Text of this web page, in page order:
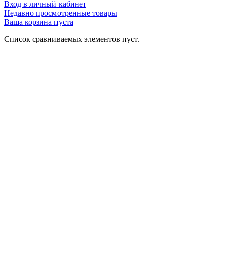
Вход в личный кабинет
Недавно просмотренные товары
Ваша корзина пуста
Список сравниваемых элементов пуст.